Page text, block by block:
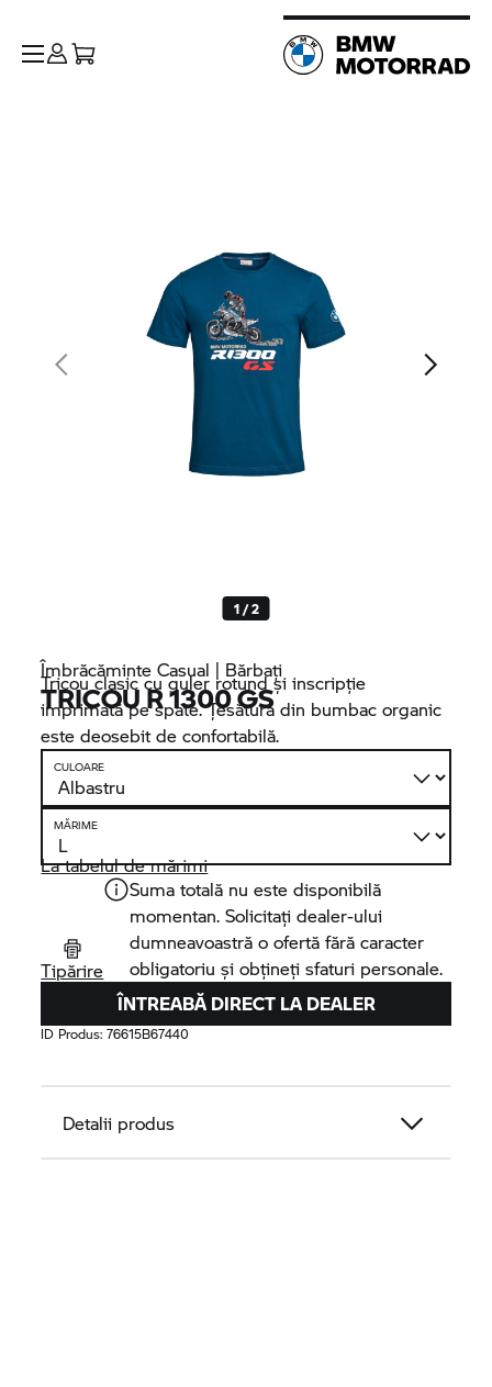
1 / 2
Îmbrăcăminte Casual | Bărbați
TRICOU R 1300 GS
Tricou clasic cu guler rotund și inscripție
imprimată pe spate. Țesătura din bumbac organic
este deosebit de confortabilă.
CULOARE
MĂRIME
La tabelul de mărimi
Tipărire
Suma totală nu este disponibilă
momentan. Solicitați dealer-ului
dumneavoastră o ofertă fără caracter
obligatoriu și obțineți sfaturi personale.
ÎNTREABĂ DIRECT LA DEALER
ID Produs:76615B67440
Detalii produs